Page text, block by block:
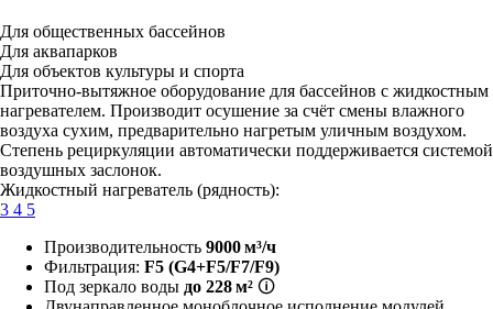
Для общественных бассейнов
Для аквапарков
Для объектов культуры и спорта
Приточно-вытяжное оборудование для бассейнов с жидкостным
нагревателем. Производит осушение за счёт смены влажного
воздуха сухим, предварительно нагретым уличным воздухом.
Степень рециркуляции автоматически поддерживается системой
воздушных заслонок.
Жидкостный нагреватель (рядность):
3 4 5
Производительность 9000 м³/ч
Фильтрация: F5 (G4+F5/F7/F9)
Под зеркало воды до 228 м² 🛈